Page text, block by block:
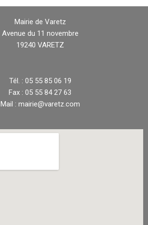
Mairie de Varetz
Avenue du 11 novembre
19240 VARETZ
Tél. : 05 55 85 06 19
Fax : 05 55 84 27 63
Mail : mairie@varetz.com